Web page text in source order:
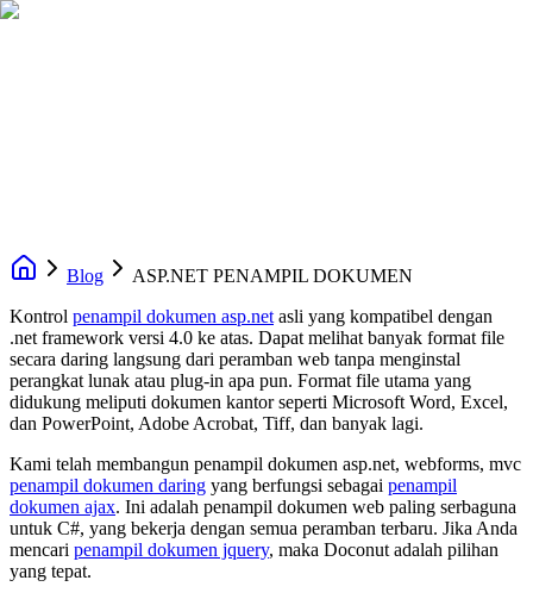
Blog
ASP.NET PENAMPIL DOKUMEN
Kontrol penampil dokumen asp.net asli yang kompatibel dengan
.net framework versi 4.0 ke atas. Dapat melihat banyak format file
secara daring langsung dari peramban web tanpa menginstal
perangkat lunak atau plug-in apa pun. Format file utama yang
didukung meliputi dokumen kantor seperti Microsoft Word, Excel,
dan PowerPoint, Adobe Acrobat, Tiff, dan banyak lagi.
Kami telah membangun penampil dokumen asp.net, webforms, mvc
penampil dokumen daring yang berfungsi sebagai penampil
dokumen ajax. Ini adalah penampil dokumen web paling serbaguna
untuk C#, yang bekerja dengan semua peramban terbaru. Jika Anda
mencari penampil dokumen jquery, maka Doconut adalah pilihan
yang tepat.